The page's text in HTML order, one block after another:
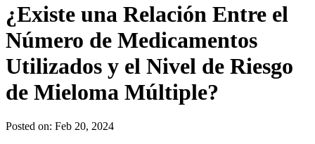
¿Existe una Relación Entre el
Número de Medicamentos
Utilizados y el Nivel de Riesgo
de Mieloma Múltiple?
Posted on: Feb 20, 2024